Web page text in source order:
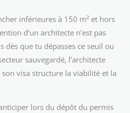
inférieures à 150 m² et hors
d’un architecte n’est pas
que tu dépasses ce seuil ou
sauvegardé, l’architecte
visa structure la viabilité et la
lors du dépôt du permis